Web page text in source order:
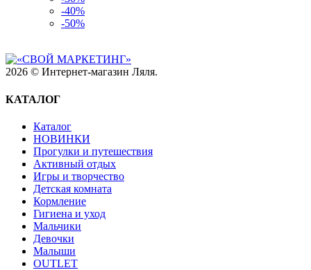
-40%
-50%
2026 © Интернет-магазин Ляля.
КАТАЛОГ
Каталог
НОВИНКИ
Прогулки и путешествия
Активный отдых
Игры и творчество
Детская комната
Кормление
Гигиена и уход
Мальчики
Девочки
Малыши
OUTLET